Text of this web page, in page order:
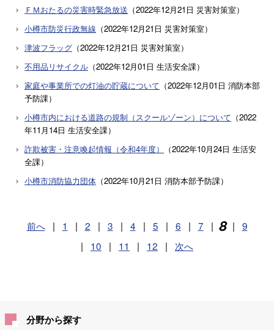
ＦＭおたるの災害時緊急放送 （2022年12月21日 災害対策室）
小樽市防災行政無線 （2022年12月21日 災害対策室）
津波フラッグ （2022年12月21日 災害対策室）
不用品リサイクル （2022年12月01日 生活安全課）
家庭や事業所での灯油の貯蔵について （2022年12月01日 消防本部
予防課）
小樽市内における道路の規制（スクールゾーン）について （2022
年11月14日 生活安全課）
詐欺被害・注意喚起情報（令和4年度）
（2022年10月24日 生活安
全課）
小樽市消防協力団体 （2022年10月21日 消防本部予防課）
前へ | 1 | 2 | 3 | 4 | 5 | 6 | 7 | 8 | 9
|
10 | 11 | 12 | 次へ
分野から探す